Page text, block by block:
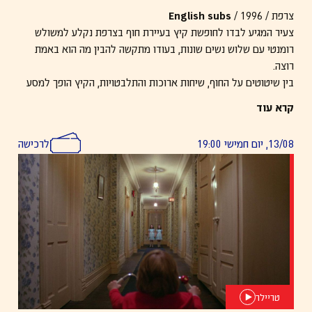
צרפת / 1996 /
English subs
צעיר המגיע לבדו לחופשת קיץ בעיירת חוף בצרפת נקלע למשולש
רומנטי עם שלוש נשים שונות, בעודו מתקשה להבין מה הוא באמת
רוצה.
בין שיטוטים על החוף, שיחות ארוכות והתלבטויות, הקיץ הופך למסע
קרא עוד
13/08, יום חמישי 19:00 לרכישה
טריילר